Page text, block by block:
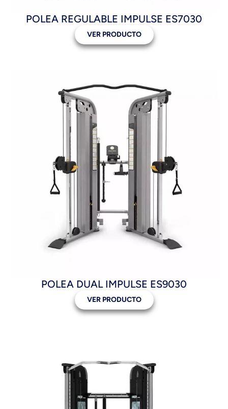
POLEA REGULABLE IMPULSE ES7030
VER PRODUCTO
POLEA DUAL IMPULSE ES9030
VER PRODUCTO